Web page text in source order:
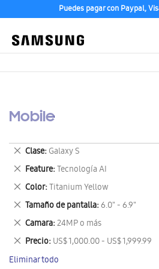
Puedes pagar con Paypal,
Mobile
Clase Galaxy S
Eliminar
este
artículo
Feature Tecnología AI
Eliminar
este
artículo
Color Titanium Yellow
Eliminar
este
artículo
Tamaño de pantalla 6.0" - 6.9"
Eliminar
este
artículo
Camara 24MP o más
Eliminar
este
artículo
Precio US$ 1,000.00 - US$ 1,999.99
Eliminar
este
artículo
Eliminar todo